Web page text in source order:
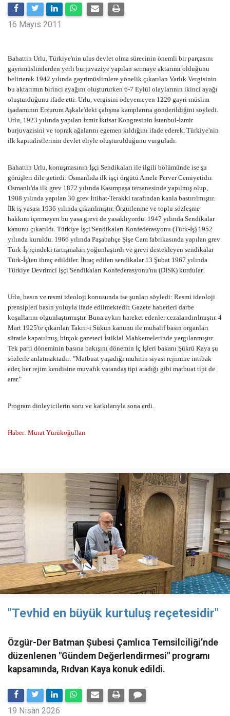
16 Mayıs 2011
Bahattin Urlu, Türkiye'nin ulus devlet olma sürecinin önemli bir parçasını
gayrimüslimlerden yerli burjuvaziye yapılan sermaye aktarımı olduğunu
belirterek 1942 yılında gayrimüslimlere yönelik çıkarılan Varlık Vergisinin
bu aktarımın birinci ayağını oluştururken 6-7 Eylül olaylarının ikinci ayağı
oluşturduğunu ifade etti. Urlu, vergisini ödeyemeyen 1229 gayri-müslim
işadamının Erzurum Aşkale'deki çalışma kamplarına gönderildiğini söyledi.
Urlu, 1923 yılında yapılan İzmir İktisat Kongresinin İstanbul-İzmir
burjuvazisini ve toprak ağalarını egemen kıldığını ifade ederek, Türkiye'nin
ilk kapitalistlerinin devlet eliyle oluşturulduğunu vurguladı.
Bahattin Urlu, konuşmasının İşçi Sendikaları ile ilgili bölümünde ise şu
görüşleri dile getirdi: Osmanlıda ilk işçi örgütü Amele Perver Cemiyetidir.
Osmanlı'da ilk grev 1872 yılında Kasımpaşa tersanesinde yapılmış olup,
1908 yılında yapılan 30 grev İttihat-Terakki tarafından kanla bastırılmıştır.
İlk iş yasası 1936 yılında çıkarılmıştır. Örgütlenme ve toplu sözleşme
hakkını içermeyen bu yasa grevi de yasaklıyordu. 1947 yılında Sendikalar
kanunu çıkarıldı. Türkiye İşçi Sendikaları Konfederasyonu (Türk-İş) 1952
yılında kuruldu. 1966 yılında Paşabahçe Şişe Cam fabrikasında yapılan grev
Türk-İş içindeki tartışmaları yoğunlaştırdı ve grevi destekleyen sendikalar
Türk-İş'ten ihraç edildiler. İhraç edilen sendikalar 13 Şubat 1967 yılında
Türkiye Devrimci İşçi Sendikaları Konfederasyonu'nu (DİSK) kurdular.
Urlu, basın ve resmi ideoloji konusunda ise şunları söyledi: Resmi ideoloji
prensipleri basın yoluyla ifade edilmektedir. Gazete haberleri darbe
koşullarını olgunlaştırmıştır. Buna aykırı hareket edenler cezalandırılmıştır. 4
Mart 1925'te çıkarılan Takrir-i Sükun kanunu ile muhalif basın organları
süratle kapatılmış, birçok gazeteci İstiklal Mahkemelerinde yargılanmıştır.
Tek parti döneminin basına bakışını dönemin İç İşleri bakanı Şükrü Kaya şu
sözlerle anlatmaktadır: "Matbuat yaşadığı muhitin siyasi rejimine intibak
eder, her rejim kendisine muvafık vatandaş tipi aradığı gibi matbuat tipi de
arar."
Program dinleyicilerin soru ve katkılarıyla sona erdi.
Haber: Murat Yürükoğulları
"Tevhid en büyük kurtuluş reçetesidir"
Özgür-Der Batman Şubesi Çamlıca Temsilciliği’nde
düzenlenen "Gündem Değerlendirmesi" programı
kapsamında, Rıdvan Kaya konuk edildi.
19 Nisan 2026